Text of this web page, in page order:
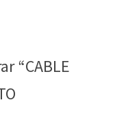
“CABLE